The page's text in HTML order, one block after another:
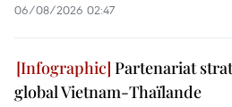
06/08/2026 02:47
Partenariat
global Vietnam-Thaïlande